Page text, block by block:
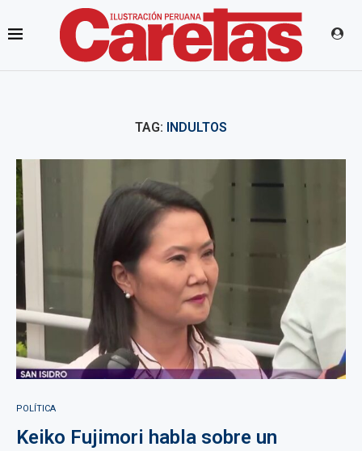
TAG: INDULTOS
POLÍTICA
Keiko Fujimori habla sobre un